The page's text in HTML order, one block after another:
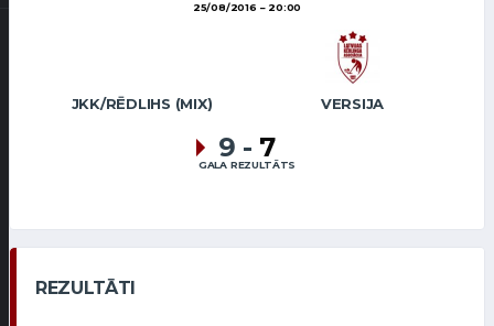
25/08/2016 20:00
JKK/RĒDLIHS (MIX) VERSIJA
9 - 7
GALA REZULTĀTS
REZULTĀTI